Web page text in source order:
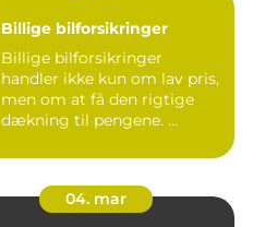
Billige bilforsikringer
Billige bilforsikringer
handler ikke kun om lav pris,
men om at få den rigtige
dækning til pengene. ...
04. mar